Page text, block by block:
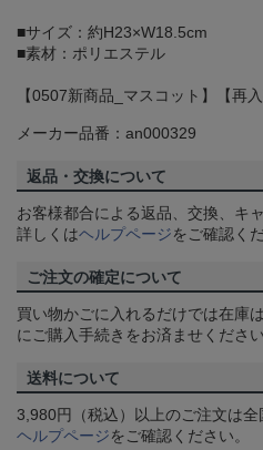
■サイズ：約H23×W18.5cm
■素材：ポリエステル
【0507新商品_マスコット】【再入
メーカー品番：an000329
返品・交換について
お客様都合による返品、交換、キ
詳しくはヘルプページをご確認く
ご注文の確定について
買い物かごに入れるだけでは在庫
にご購入手続きをお済ませください
送料について
3,980円（税込）以上のご注文は
ヘルプページをご確認ください。